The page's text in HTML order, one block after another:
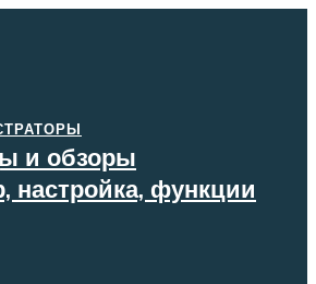
и обзоры
настройка, функции